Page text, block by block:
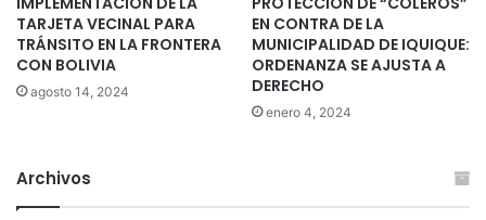
TARJETA VECINAL PARA
TRÁNSITO EN LA FRONTERA
CON BOLIVIA
agosto 14, 2024
EN CONTRA DE LA
MUNICIPALIDAD DE IQUIQUE:
ORDENANZA SE AJUSTA A
DERECHO
enero 4, 2024
Archivos